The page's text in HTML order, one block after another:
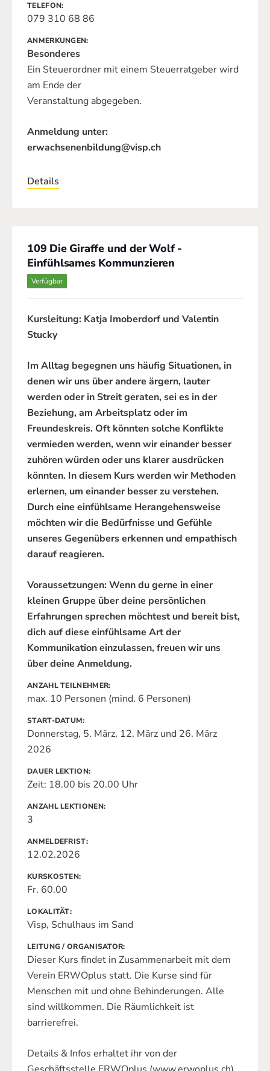
TELEFON
079 310 68 86
ANMERKUNGEN
Besonderes
Ein Steuerordner mit einem Steuerratgeber wird
am Ende der
Veranstaltung abgegeben.
Anmeldung unter:
erwachsenenbildung@visp.ch
Details
109 Die Giraffe und der Wolf -
Einfühlsames Kommunzieren
Verfügbar
Kursleitung: Katja Imoberdorf und Valentin
Stucky
Im Alltag begegnen uns häufig Situationen, in
denen wir uns über andere ärgern, lauter
werden oder in Streit geraten, sei es in der
Beziehung, am Arbeitsplatz oder im
Freundeskreis. Oft könnten solche Konflikte
vermieden werden, wenn wir einander besser
zuhören würden oder uns klarer ausdrücken
könnten. In diesem Kurs werden wir Methoden
erlernen, um einander besser zu verstehen.
Durch eine einfühlsame Herangehensweise
möchten wir die Bedürfnisse und Gefühle
unseres Gegenübers erkennen und empathisch
darauf reagieren.
Voraussetzungen: Wenn du gerne in einer
kleinen Gruppe über deine persönlichen
Erfahrungen sprechen möchtest und bereit bist,
dich auf diese einfühlsame Art der
Kommunikation einzulassen, freuen wir uns
über deine Anmeldung.
ANZAHL TEILNEHMER
max. 10 Personen (mind. 6 Personen)
START-DATUM
Donnerstag, 5. März, 12. März und 26. März
2026
DAUER LEKTION
Zeit: 18.00 bis 20.00 Uhr
ANZAHL LEKTIONEN
3
ANMELDEFRIST
12.02.2026
KURSKOSTEN
Fr. 60.00
LOKALITÄT
Visp, Schulhaus im Sand
LEITUNG / ORGANISATOR
Dieser Kurs findet in Zusammenarbeit mit dem
Verein ERWOplus statt. Die Kurse sind für
Menschen mit und ohne Behinderungen. Alle
sind willkommen. Die Räumlichkeit ist
barrierefrei.
Details & Infos erhaltet ihr von der